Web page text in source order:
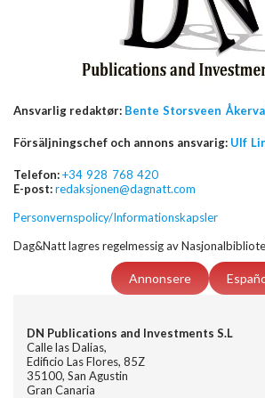
Ansvarlig redaktør: Bente Storsveen
Försäljningschef och annons ansvarig: Ulf
Telefon:+34 928 768 420
E-post:redaksjonen@dagnatt.com
Personvernspolicy/Informationskapsler
Dag&Natt lagres regelmessig av
Annonsere
DN Publications and Investments S.L
Calle las Dalias,
Edificio Las Flores, 85Z
35100, San Agustin
Gran Canaria